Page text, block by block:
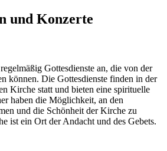
und Konzerte
Gottesdienste an, die von der
können. Die Gottesdienste finden in der
Kirche statt und bieten eine spirituelle
haben die Möglichkeit, an den
und die Schönheit der Kirche zu
ist ein Ort der Andacht und des Gebets.